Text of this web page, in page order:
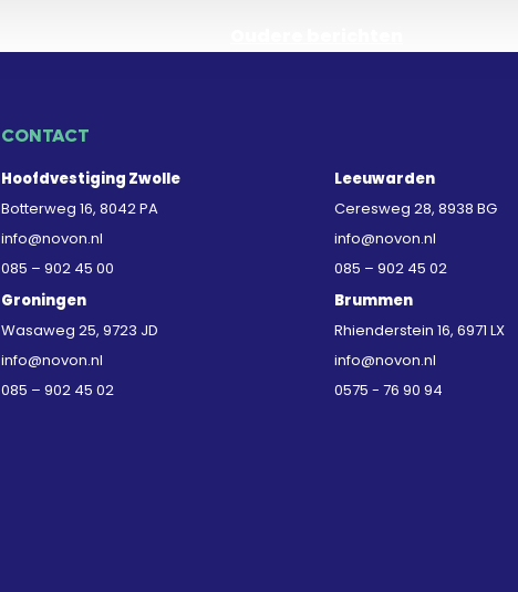
CONTACT
Hoofdvestiging Zwolle
Botterweg 16, 8042 PA
info@novon.nl
085 – 902 45 00
Leeuwarden
Ceresweg 28, 8938 BG
info@novon.nl
085 – 902 45 02
Groningen
Wasaweg 25, 9723 JD
info@novon.nl
085 – 902 45 02
Brummen
Rhienderstein 16, 6971 LX
info@novon.nl
0575 - 76 90 94